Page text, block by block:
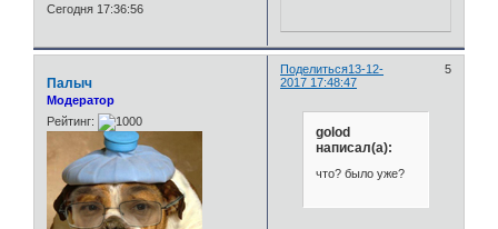
Сегодня 17:36:56
Поделиться 5
13-12-
2017 17:48:47
Палыч
Модератор
Рейтинг:
golod
написал(а):
что? было уже?